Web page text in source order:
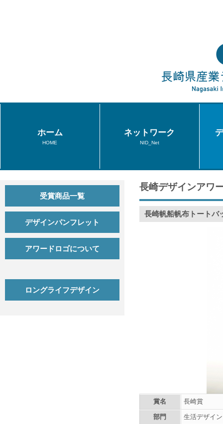
ホーム
HOME
ネットワーク
NID_Net
長崎デザインアワ
長崎帆船帆布トート
賞名 長崎賞
部門 生活デザイン
受賞商品一覧
デザインパンフレット
アワードロゴについて
ロングライフデザイン